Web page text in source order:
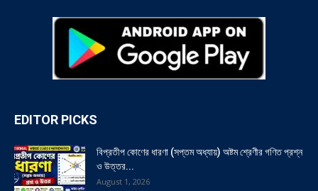
EDITOR PICKS
বিপ্রতীপ কোণের ধারণা (সপ্তম অধ্যায়) অষ্টম শ্রেণীর গণিত প্রশ্ন
ও উত্তর...
August 1, 2026